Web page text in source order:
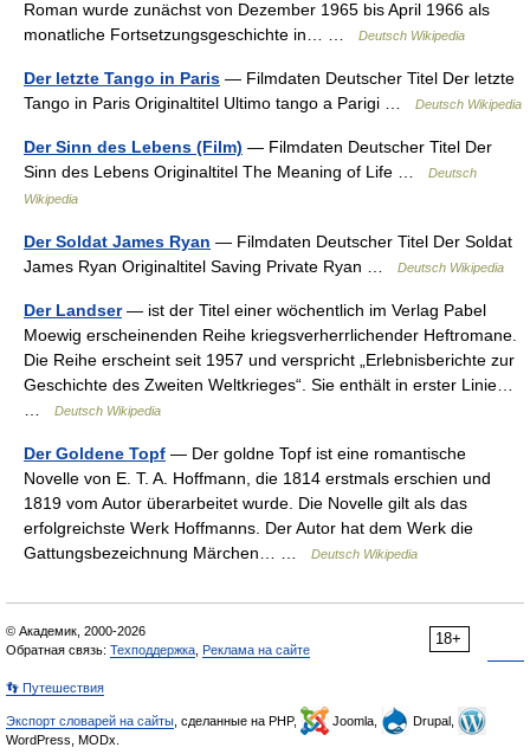
Roman wurde zunächst von Dezember 1965 bis April 1966 als
monatliche Fortsetzungsgeschichte in… …
Deutsch Wikipedia
Der letzte Tango in Paris — Filmdaten Deutscher Titel Der letzte
Tango in Paris Originaltitel Ultimo tango a Parigi …
Deutsch Wikipedia
Der Sinn des Lebens (Film) — Filmdaten Deutscher Titel Der
Sinn des Lebens Originaltitel The Meaning of Life …
Deutsch
Wikipedia
Der Soldat James Ryan — Filmdaten Deutscher Titel Der Soldat
James Ryan Originaltitel Saving Private Ryan …
Deutsch Wikipedia
Der Landser— ist der Titel einer wöchentlich im Verlag Pabel
Moewig erscheinenden Reihe kriegsverherrlichender Heftromane.
Die Reihe erscheint seit 1957 und verspricht „Erlebnisberichte zur
Geschichte des Zweiten Weltkrieges“. Sie enthält in erster Linie…
Deutsch Wikipedia
Der Goldene Topf — Der goldne Topf ist eine romantische
Novelle von E. T. A. Hoffmann, die 1814 erstmals erschien und
1819 vom Autor überarbeitet wurde. Die Novelle gilt als das
erfolgreichste Werk Hoffmanns. Der Autor hat dem Werk die
Gattungsbezeichnung Märchen… …
Deutsch Wikipedia
18+
© Академик, 2000-2026
Обратная связь: Техподдержка Реклама на сайте
👣 Путешествия
Экспорт словарей на сайты , сделанные на PHP, Joomla,
Drupal,
WordPress, MODx.